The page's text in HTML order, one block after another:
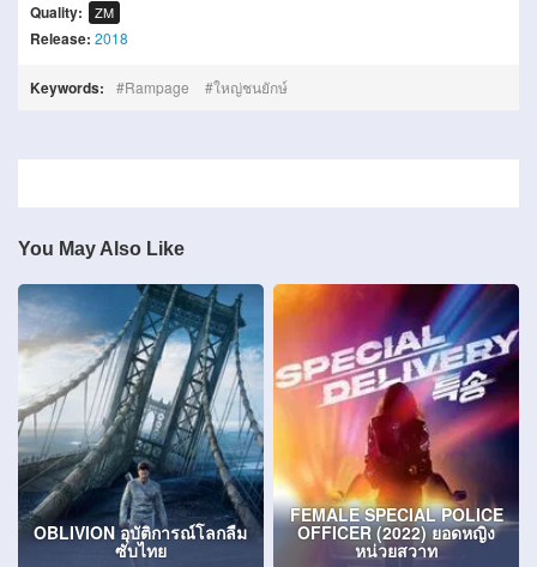
Quality:
ZM
Release: 2018
Keywords: Rampage ใหญ่ชนยักษ์
You May Also Like
OBLIVION อุบัติการณ์โลกลืม
ซับไทย
FEMALE SPECIAL POLICE
OFFICER (2022) ยอดหญิง
หน่วยสวาท